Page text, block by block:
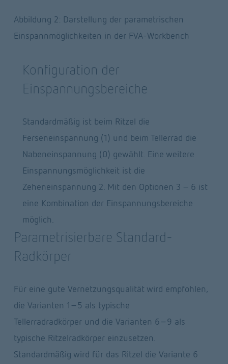
Abbildung 2: Darstellung der parametrischen
Einspannmöglichkeiten in der FVA-Workbench
Konfiguration der
Einspannungsbereiche
Standardmäßig ist beim Ritzel die
Ferseneinspannung (1) und beim Tellerrad die
Nabeneinspannung (0) gewählt. Eine weitere
Einspannungsmöglichkeit ist die
Zeheneinspannung 2. Mit den Optionen 3 - 6 ist
eine Kombination der Einspannungsbereiche
möglich.
Parametrisierbare Standard-
Radkörper
Für eine gute Vernetzungsqualität wird empfohlen,
die Varianten 1-5 als typische
Tellerradradkörper und die Varianten 6-9 als
typische Ritzelradkörper einzusetzen.
Standardmäßig wird für das Ritzel die Variante 6